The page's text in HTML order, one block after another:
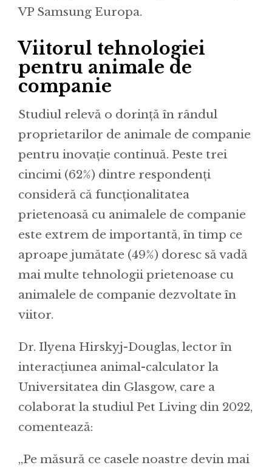
VP Samsung Europa.
Viitorul tehnologiei
pentru animale de
companie
Studiul relevă o dorință în rândul
proprietarilor de animale de companie
pentru inovație continuă. Peste trei
cincimi (62%) dintre respondenți
consideră că funcționalitatea
prietenoasă cu animalele de companie
este extrem de importantă, în timp ce
aproape jumătate (49%) doresc să vadă
mai multe tehnologii prietenoase cu
animalele de companie dezvoltate în
viitor.
Dr. Ilyena Hirskyj-Douglas, lector în
interacțiunea animal-calculator la
Universitatea din Glasgow, care a
colaborat la studiul Pet Living din 2022,
comentează:
,,Pe măsură ce casele noastre devin mai